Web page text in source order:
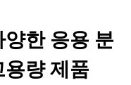
한 응용 분
량 제품